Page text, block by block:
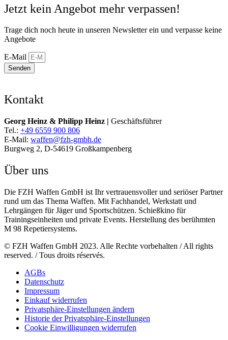
Jetzt kein Angebot mehr verpassen!
Trage dich noch heute in unseren Newsletter ein und verpasse keine
Angebote
E-Mail
Senden
Kontakt
Georg Heinz & Philipp Heinz | Geschäftsführer
Tel.: +49 6559 900 806
E-Mail: waffen@fzh-gmbh.de
Burgweg 2, D-54619 Großkampenberg
Über uns
Die FZH Waffen GmbH ist Ihr vertrauensvoller und seriöser Partner
rund um das Thema Waffen. Mit Fachhandel, Werkstatt und
Lehrgängen für Jäger und Sportschützen. Schießkino für
Trainingseinheiten und private Events. Herstellung des berühmten
M 98 Repetiersystems.
© FZH Waffen GmbH 2023. Alle Rechte vorbehalten / All rights
reserved. / Tous droits réservés.
AGBs
Datenschutz
Impressum
Einkauf widerrufen
Privatsphäre-Einstellungen ändern
Historie der Privatsphäre-Einstellungen
Cookie Einwilligungen widerrufen